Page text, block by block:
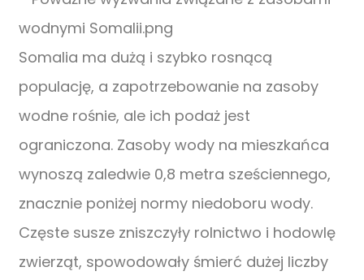
Somalia ma dużą i szybko rosnącą
populację, a zapotrzebowanie na zasoby
wodne rośnie, ale ich podaż jest
ograniczona. Zasoby wody na mieszkańca
wynoszą zaledwie 0,8 metra sześciennego,
znacznie poniżej normy niedoboru wody.
Częste susze zniszczyły rolnictwo i hodowlę
zwierząt, spowodowały śmierć dużej liczby